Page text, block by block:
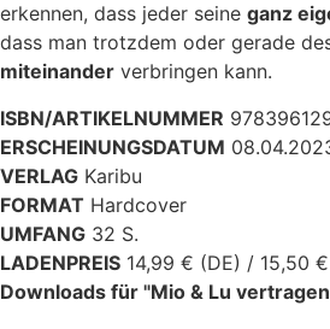
erkennen, dass jeder seine ganz
dass man trotzdem oder gerade
miteinander verbringen kann.
ISBN/ARTIKELNUMMER
ERSCHEINUNGSDATUM
VERLAG Karibu
FORMAT Hardcover
UMFANG 32 S.
LADENPREIS 14,99 € (DE) / 15,50
Downloads für "Mio & Lu